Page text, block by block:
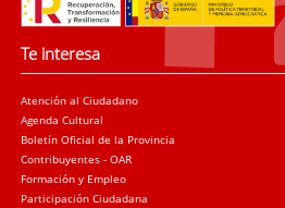
Te interesa
Atención al Ciudadano
Agenda Cultural
Boletín Oficial de la Provincia
Contribuyentes - OAR
Formación y Empleo
Participación Ciudadana